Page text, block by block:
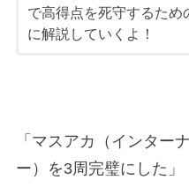
で高得点を死守するため
に解説していくよ！
「マスアカ（インター
ー）を3周完璧にした」